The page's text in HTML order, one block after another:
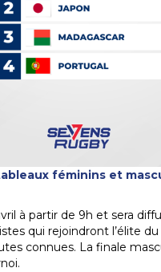
féminins et
à partir de 9h et sera
qui rejoindront l’élite
connues. La finale